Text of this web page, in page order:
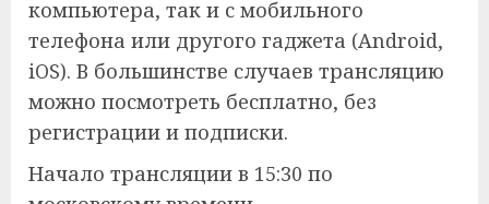
компьютера, так и с мобильного
телефона или другого гаджета (Android,
iOS). В большинстве случаев трансляцию
можно посмотреть бесплатно, без
регистрации и подписки.
Начало трансляции в 15:30 по